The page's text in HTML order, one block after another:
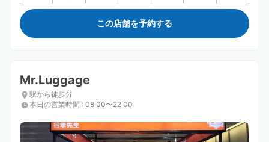
この店舗を予約する
Mr.Luggage
駅から徒歩分
本日の営業時間 : 08:00〜22:00